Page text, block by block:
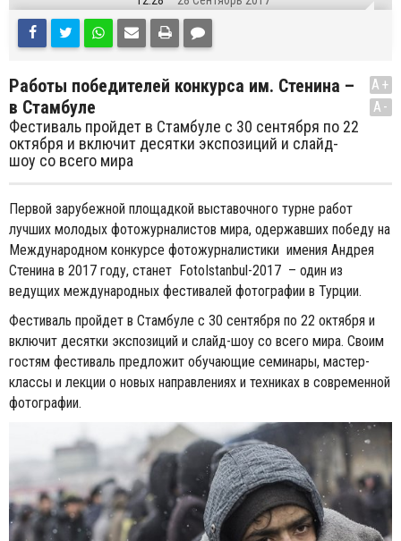
Работы победителей конкурса им. Стенина –
в Стамбуле
Фестиваль пройдет в Стамбуле с 30 сентября по 22
октября и включит десятки экспозиций и слайд-
шоу со всего мира
A+
A-
Первой зарубежной площадкой выставочного турне работ
лучших молодых фотожурналистов мира, одержавших победу на
Международном конкурсе фотожурналистики имения Андрея
Стенина в 2017 году, станет FotoIstanbul-2017 – один из
ведущих международных фестивалей фотографии в Турции.
Фестиваль пройдет в Стамбуле с 30 сентября по 22 октября и
включит десятки экспозиций и слайд-шоу со всего мира. Своим
гостям фестиваль предложит обучающие семинары, мастер-
классы и лекции о новых направлениях и техниках в современной
фотографии.